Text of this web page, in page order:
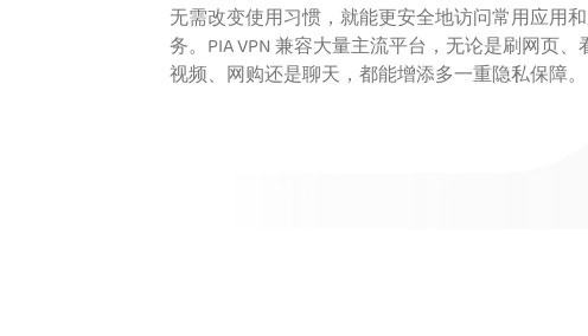
无需改变使用习惯，就能更安全地访问常用应用
务。PIA VPN 兼容大量主流平台，无论是刷网页、
视频、网购还是聊天，都能增添多一重隐私保障。